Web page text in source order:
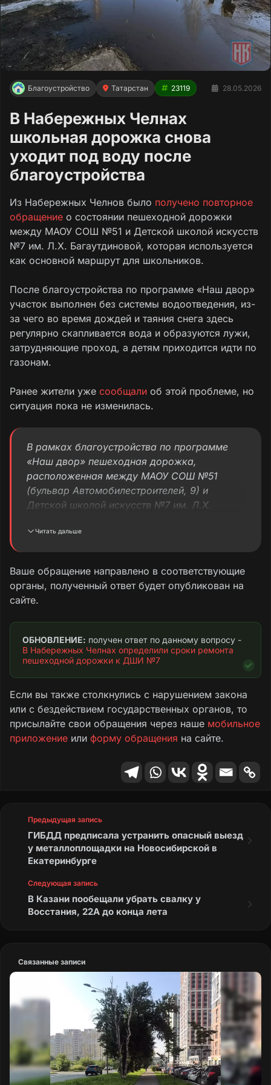
Благоустройство Татарстан 23119 28.05.2026
В Набережных Челнах
школьная дорожка снова
уходит под воду после
благоустройства
Из Набережных Челнов было получено повторное
обращение о состоянии пешеходной дорожки
между МАОУ СОШ №51 и Детской школой искусств
№7 им. Л.Х. Багаутдиновой, которая используется
как основной маршрут для школьников.
После благоустройства по программе «Наш двор»
участок выполнен без системы водоотведения, из-
за чего во время дождей и таяния снега здесь
регулярно скапливается вода и образуются лужи,
затрудняющие проход, а детям приходится идти по
газонам.
Ранее жители уже сообщали об этой проблеме, но
ситуация пока не изменилась.
В рамках благоустройства по программе
«Наш двор» пешеходная дорожка,
расположенная между МАОУ СОШ №51
(бульвар Автомобилестроителей, 9) и
Детской школой искусств №7 им. Л.Х.
Автомобилестроителей, 11), проложена
Это приводит к застою воды и образованию
луж. Участок является ключевым
маршрутом учащихся, соединяя две
образовательные организации. В период
снеготаяния и дождей дорожка
систематически подтапливается.
Из-за подтоплений безопасный проход детей
невозможен, они вынуждены идти по
газонам, что создаёт риск травматизма и
противоречит нормам благоустройства.
Читать дальше
Ваше обращение направлено в соответствующие
органы, полученный ответ будет опубликован на
сайте.
ОБНОВЛЕНИЕ:
В Набережных Челнах определили сроки ремонта
пешеходной дорожки к ДШИ №7
Если вы также столкнулись с нарушением закона
или с бездействием государственных органов, то
присылайте свои обращения через наше мобильное
приложение или форму обращения на сайте.
Предыдущая запись
ГИБДД предписала устранить опасный выезд
у металлоплощадки на Новосибирской в
Екатеринбурге
Следующая запись
В Казани пообещали убрать свалку у
Восстания, 22А до конца лета
Связанные записи